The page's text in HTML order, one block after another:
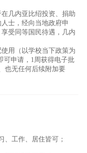
几内亚比绍投资、捐助
士，经向当地政府申
受同等国民待遇，几内
用（以学校当下政策为
可申请，1周获得电子批
也无任何后续附加要
、工作、居住皆可；